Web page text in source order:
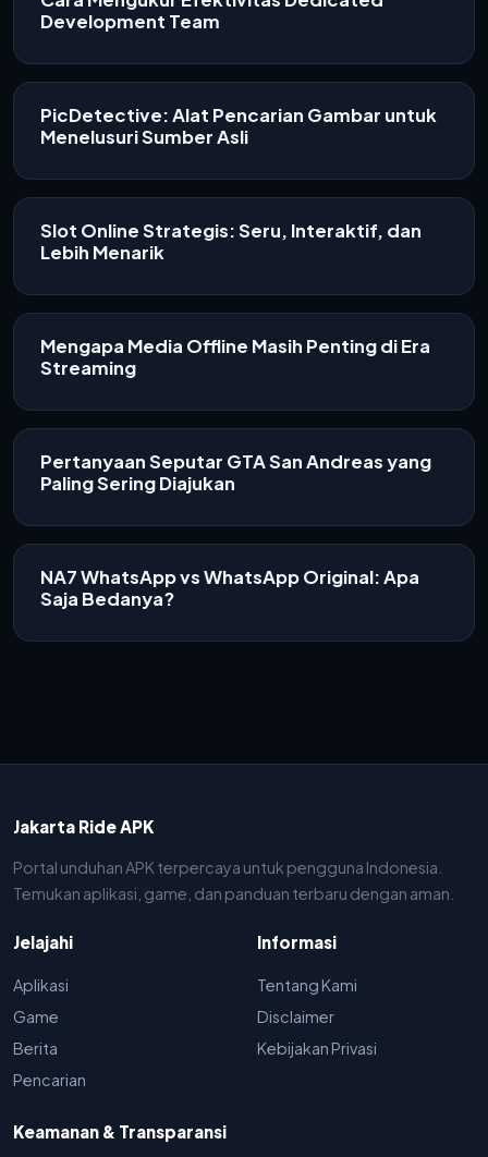
Development Team
PicDetective: Alat Pencarian Gambar untuk
Menelusuri Sumber Asli
Slot Online Strategis: Seru, Interaktif, dan
Lebih Menarik
Mengapa Media Offline Masih Penting di Era
Streaming
Pertanyaan Seputar GTA San Andreas yang
Paling Sering Diajukan
NA7 WhatsApp vs WhatsApp Original: Apa
Saja Bedanya?
Jakarta Ride APK
Portal unduhan APK terpercaya untuk pengguna Indonesia.
Temukan aplikasi, game, dan panduan terbaru dengan aman.
Jelajahi
Aplikasi
Game
Berita
Pencarian
Informasi
Tentang Kami
Disclaimer
Kebijakan Privasi
Keamanan & Transparansi